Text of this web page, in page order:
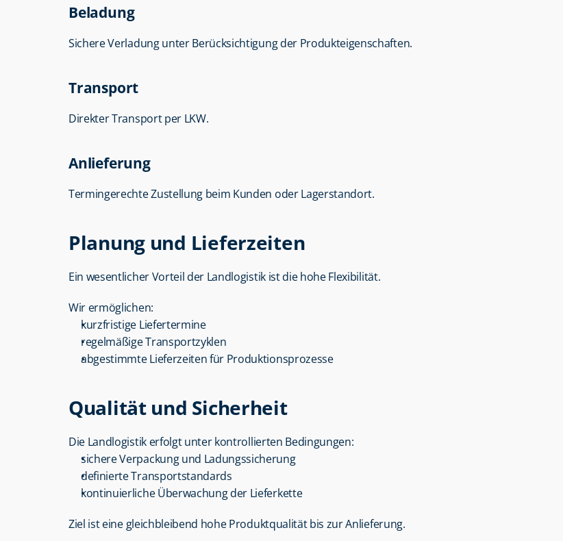
Beladung
Sichere Verladung unter Berücksichtigung der Produkteigenschaften.
Transport
Direkter Transport per LKW.
Anlieferung
Termingerechte Zustellung beim Kunden oder Lagerstandort.
Planung und Lieferzeiten
Ein wesentlicher Vorteil der Landlogistik ist die hohe Flexibilität.
Wir ermöglichen:
kurzfristige Liefertermine
regelmäßige Transportzyklen
abgestimmte Lieferzeiten für Produktionsprozesse
Qualität und Sicherheit
Die Landlogistik erfolgt unter kontrollierten Bedingungen:
sichere Verpackung und Ladungssicherung
definierte Transportstandards
kontinuierliche Überwachung der Lieferkette
Ziel ist eine gleichbleibend hohe Produktqualität bis zur Anlieferung.